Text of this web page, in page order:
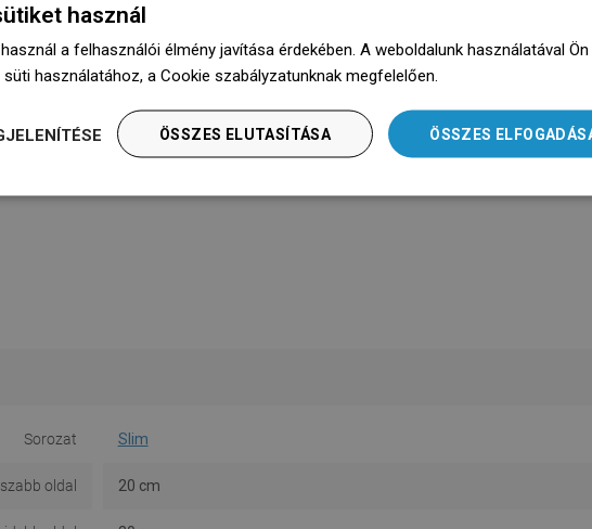
Sorozat Slim
oldal 20 cm
használ
a felhasználói élmény javítása érdekében. A weboldalunk használatával Ön
használatához, a Cookie szabályzatunknak megfelelően.
ÖSSZES
ÖSSZES ELUTASÍTÁSA